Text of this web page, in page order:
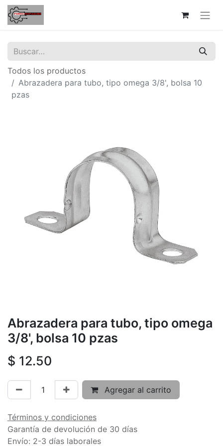
Todos los productos
Abrazadera para tubo, tipo omega 3/8', bolsa 10
pzas
Abrazadera para tubo, tipo omega
3/8', bolsa 10 pzas
$ 12.50
Agregar al carrito
Términos y condiciones
Garantía de devolución de 30 días
Envío: 2-3 días laborales